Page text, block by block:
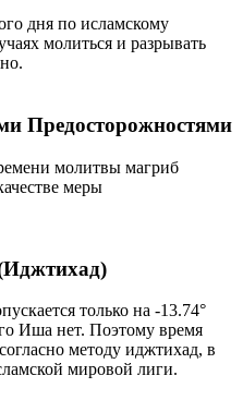
дня по исламскому
молиться и разрывать
Предосторожностями
молитвы магриб
меры
только на -13.74°
Иша нет. Поэтому время
методу иджтихад, в
мировой лиги.